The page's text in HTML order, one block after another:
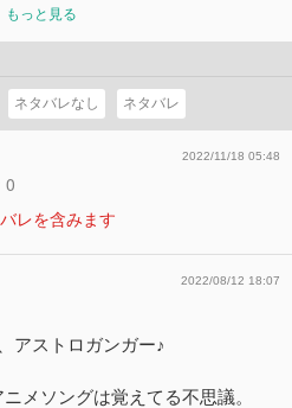
もっと見る
ネタバレなし ネタバレ
0
2022/11/18 05:48
レを含みます
2022/08/12 18:07
アストロガンガー♪
メソングは覚えてる不思議。